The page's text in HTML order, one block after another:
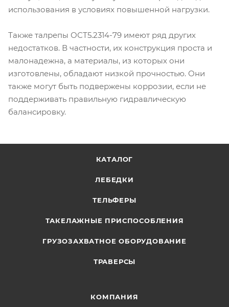
использования в условиях повышенной нагрузки.
Также талрепы ОСТ5.2314-79 имеют ряд других
недостатков. В частности, их конструкция проста и
малонадежна, а материалы, из которых они
изготовлены, обладают низкой прочностью. Они
также могут быть подвержены коррозии, если не
поддерживать правильную гидравлическую
балансировку.
КАТАЛОГ
ЛЕБЕДКИ
ТЕЛЬФЕРЫ
ТАКЕЛАЖНЫЕ ПРИСПОСОБЛЕНИЯ
ГРУЗОЗАХВАТНОЕ ОБОРУДОВАНИЕ
ТРАВЕРСЫ
КОМПАНИЯ